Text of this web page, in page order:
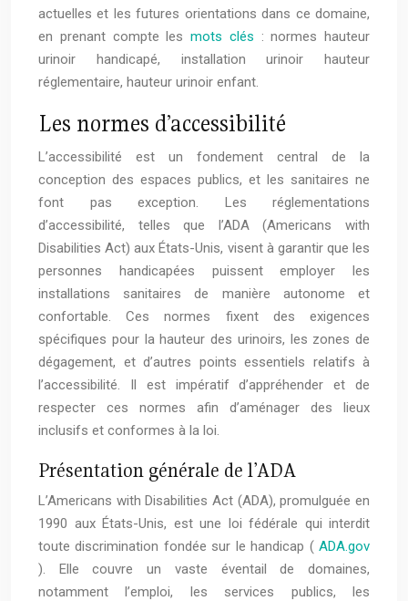
actuelles et les futures orientations dans ce domaine,
en prenant compte les mots clés : normes hauteur
urinoir handicapé, installation urinoir hauteur
réglementaire, hauteur urinoir enfant.
Les normes d’accessibilité
L’accessibilité est un fondement central de la
conception des espaces publics, et les sanitaires ne
font pas exception. Les réglementations
d’accessibilité, telles que l’ADA (Americans with
Disabilities Act) aux États-Unis, visent à garantir que les
personnes handicapées puissent employer les
installations sanitaires de manière autonome et
confortable. Ces normes fixent des exigences
spécifiques pour la hauteur des urinoirs, les zones de
dégagement, et d’autres points essentiels relatifs à
l’accessibilité. Il est impératif d’appréhender et de
respecter ces normes afin d’aménager des lieux
inclusifs et conformes à la loi.
Présentation générale de l’ADA
L’Americans with Disabilities Act (ADA), promulguée en
1990 aux États-Unis, est une loi fédérale qui interdit
toute discrimination fondée sur le handicap ( ADA.gov
). Elle couvre un vaste éventail de domaines,
notamment l’emploi, les services publics, les